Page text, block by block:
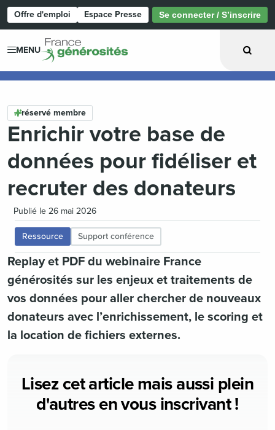
Offre d'emploi Espace Presse Se connecter / S’inscrire
MENU
réservé membre
Enrichir votre base de
données pour fidéliser et
recruter des donateurs
Publié le 26 mai 2026
Ressource Support conférence
Replay et PDF du webinaire France
générosités sur les enjeux et traitements de
vos données pour aller chercher de nouveaux
donateurs avec l’enrichissement, le scoring et
la location de fichiers externes.
Lisez cet article mais aussi plein
d'autres en vous inscrivant !